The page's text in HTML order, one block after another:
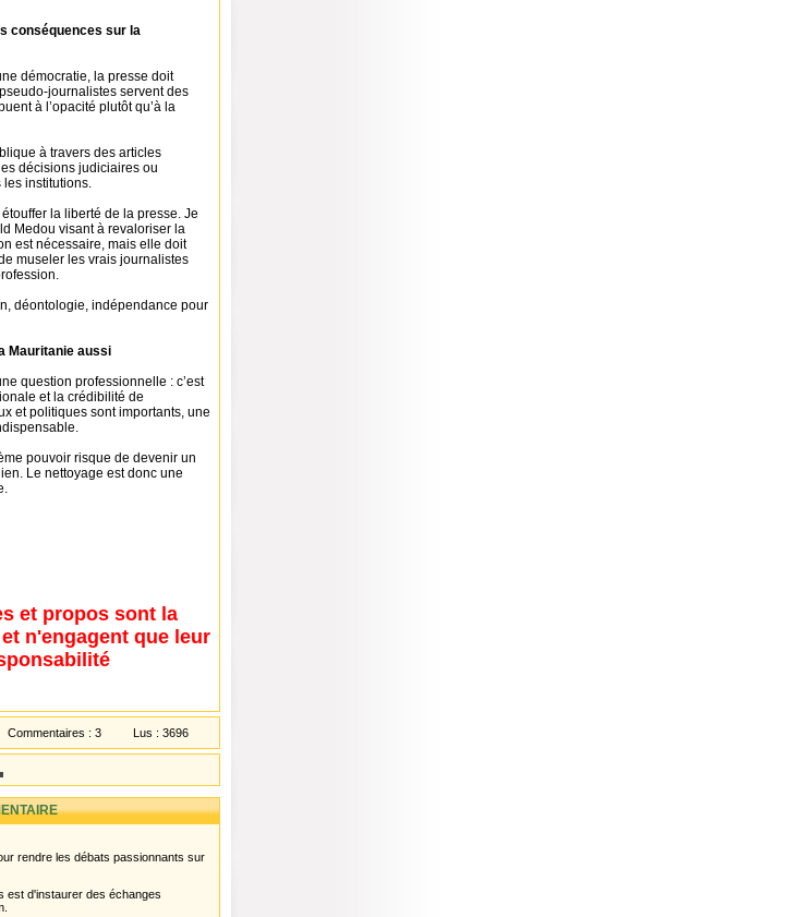
conséquences sur la
démocratie, la presse doit
journalistes servent des
à l’opacité plutôt qu’à la
à travers des articles
décisions judiciaires ou
les institutions.
la liberté de la presse. Je
Medou visant à revaloriser la
est nécessaire, mais elle doit
museler les vrais journalistes
déontologie, indépendance pour
Mauritanie aussi
question professionnelle : c’est
et la crédibilité de
et politiques sont importants, une
pouvoir risque de devenir un
Le nettoyage est donc une
et propos sont la
n'engagent que leur
Commentaires : 3 Lus : 3696
rendre les débats passionnants sur
est d'instaurer des échanges